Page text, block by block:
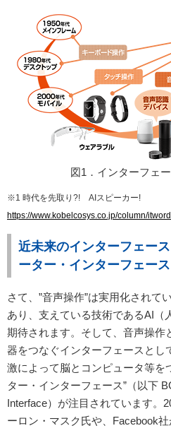
図1．インターフェ
※1 時代を先取り?! AIスピーカー!
https://www.kobelcosys.co.jp/column/
近未来のインターフェー
ーター・インターフェース
さて、”音声操作”は実用化されて
あり、支えている技術であるAI（
期待されます。そして、音声操作
器をつなぐインターフェースとし
激によって脳とコンピュータ等を
ター・インターフェース”（以下
Interface）が注目されています。
ーロン・マスク氏や、Facebook